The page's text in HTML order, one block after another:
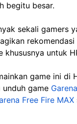
begitu besar.
sekali gamers
khususnya untuk
game ini di
unduh game
Free Fire MAX